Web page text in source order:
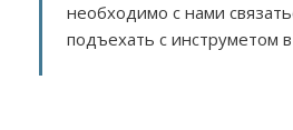
необходимо с нами
подъехать с инструметом